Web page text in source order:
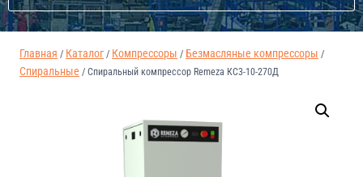
Главная / Каталог / Компрессоры / Безмасляные компрессоры /
Спиральные / Спиральный компрессор Remeza КС3-10-270Д